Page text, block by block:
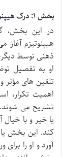
بخش ۱: درک هیپنوتیزم و خلسه: بنیان ها و واقعیت ها
در این بخش،
هیپنوتیزم
ذهنی توسط
او به تفصیل
تلقین های مؤثر
اهمیت تکرار،
تشریح می شوند.
یا خیر و با خیال
کند. این بخش
آورد و او را